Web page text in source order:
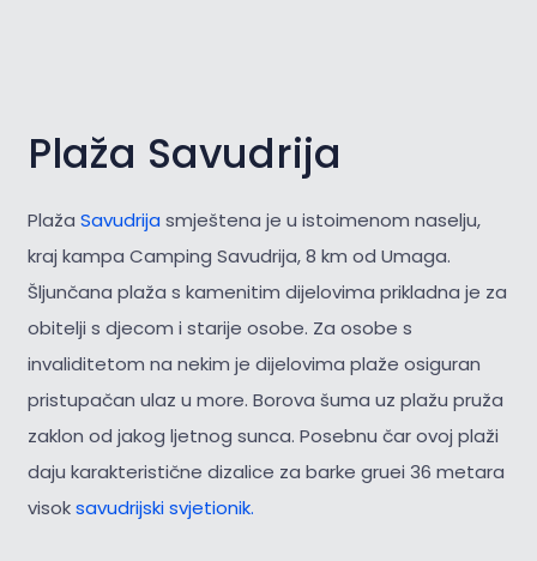
Plaža Savudrija
Plaža Savudrija smještena je u istoimenom naselju,
kraj kampa Camping Savudrija, 8 km od Umaga.
Šljunčana plaža s kamenitim dijelovima prikladna je za
obitelji s djecom i starije osobe. Za osobe s
invaliditetom na nekim je dijelovima plaže osiguran
pristupačan ulaz u more. Borova šuma uz plažu pruža
zaklon od jakog ljetnog sunca. Posebnu čar ovoj plaži
daju karakteristične dizalice za barke gruei 36 metara
visoksavudrijski svjetionik.